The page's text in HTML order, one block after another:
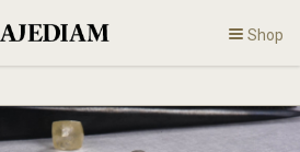
Shop